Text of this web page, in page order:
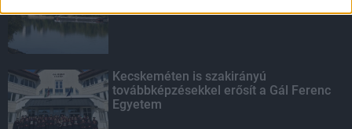
Kecskeméten is szakirányú
továbbképzésekkel erősít a Gál Ferenc
Egyetem